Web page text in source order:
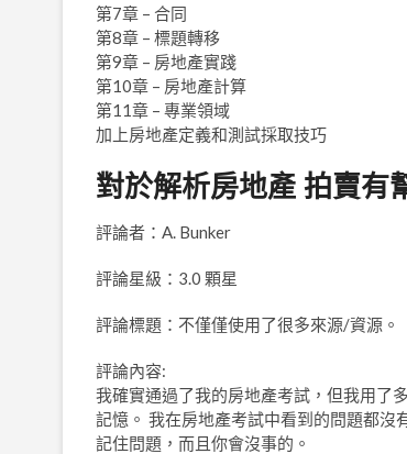
第7章 – 合同
第8章 – 標題轉移
第9章 – 房地產實踐
第10章 – 房地產計算
第11章 – 專業領域
加上房地產定義和測試採取技巧
對於解析房地產 拍賣有
評論者：A. Bunker
評論星級：3.0 顆星
評論標題：不僅僅使用了很多來源/資源。
評論內容:
我確實通過了我的房地產考試，但我用了
記憶。 我在房地產考試中看到的問題都沒
記住問題，而且你會沒事的。